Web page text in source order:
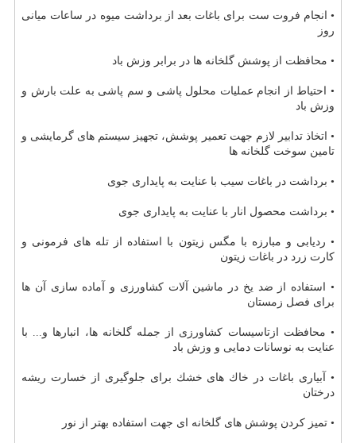
• انجام فروت ست برای باغات بعد از برداشت میوه در ساعات میانی
روز
• محافظت از پوشش گلخانه ها در برابر وزش باد
• احتیاط از انجام عملیات محلول پاشی و سم پاشی به علت بارش و
وزش باد
• اتخاذ تدابیر لازم جهت تعمیر پوشش، تجهیز سیستم های گرمایشی و
تامین سوخت گلخانه ها
• برداشت در باغات سیب با عنایت به پایداری جوی
• برداشت محصول انار با عنایت به پایداری جوی
• ردیابی و مبارزه با مگس زیتون با استفاده از تله های فرمونی و
كارت زرد در باغات زیتون
• استفاده از ضد یخ در ماشین آلات كشاورزی و آماده سازی آن ها
برای فصل زمستان
• محافظت ازتاسیسات كشاورزی از جمله گلخانه ها، انبارها و... با
عنایت به نوسانات دمایی و وزش باد
• آبیاری باغات در خاك های خشك برای جلوگیری از خسارت ریشه
درختان
• تمیز كردن پوشش های گلخانه ای جهت استفاده بهتر از نور